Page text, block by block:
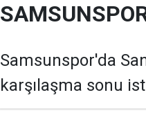
Samsunspor'da
karşılaşma sonu